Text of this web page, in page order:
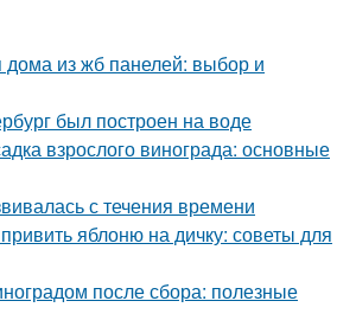
из жб панелей: выбор и
был построен на воде
взрослого винограда: основные
с течения времени
яблоню на дичку: советы для
после сбора: полезные